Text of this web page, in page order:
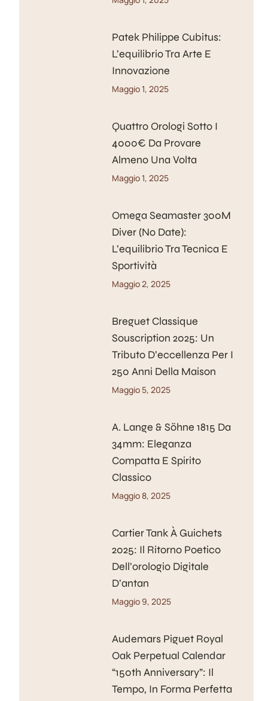
Patek Philippe Cubitus:
L’equilibrio Tra Arte E
Innovazione
Maggio 1, 2025
Quattro Orologi Sotto I
4000€ Da Provare
Almeno Una Volta
Maggio 1, 2025
Omega Seamaster 300M
Diver (No Date):
L’equilibrio Tra Tecnica E
Sportività
Maggio 2, 2025
Breguet Classique
Souscription 2025: Un
Tributo D’eccellenza Per I
250 Anni Della Maison
Maggio 5, 2025
A. Lange & Söhne 1815 Da
34mm: Eleganza
Compatta E Spirito
Classico
Maggio 8, 2025
Cartier Tank À Guichets
2025: Il Ritorno Poetico
Dell’orologio Digitale
D’antan
Maggio 9, 2025
Audemars Piguet Royal
Oak Perpetual Calendar
“150th Anniversary”: Il
Tempo, In Forma Perfetta